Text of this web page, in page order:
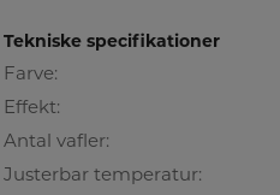
Tekniske specifikationer
Farve:
Effekt:
Antal vafler:
Justerbar temperatur: